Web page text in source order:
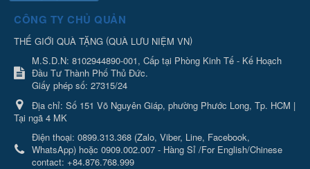
CÔNG TY CHỦ QUẢN
THẾ GIỚI QUÀ TẶNG (QUÀ LƯU NIỆM VN)
M.S.D.N: 8102944890-001, Cấp tại Phòng Kinh Tế - Kế Hoạch
Đầu Tư Thành Phố Thủ Đức.
Giấy phép số: 27315/24
Địa chỉ: Số 151 Võ Nguyên Giáp, phường Phước Long, Tp. HCM |
Tại ngã 4 MK
Điện thoại: 0899.313.368 (Zalo, Viber, Line, Facebook,
WhatsApp) hoặc 0909.002.007 - Hàng Sỉ /For English/Chinese
contact: +84.876.768.999